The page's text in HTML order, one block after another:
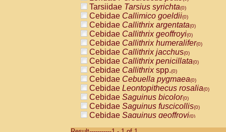
Tarsiidae Tarsius syrichta(0)
Cebidae Callimico goeldii(0)
Cebidae Callithrix argentata(0)
Cebidae Callithrix geoffroyi(0)
Cebidae Callithrix humeralifer(0)
Cebidae Callithrix jacchus(0)
Cebidae Callithrix penicillata(0)
Cebidae Callithrixspp.(0)
Cebidae Cebuella pygmaea(0)
Cebidae Leontopithecus rosalia(0)
Cebidae Saguinus bicolor(0)
Cebidae Saguinus fuscicollis(0)
Cebidae Saguinus geoffroyi(0)